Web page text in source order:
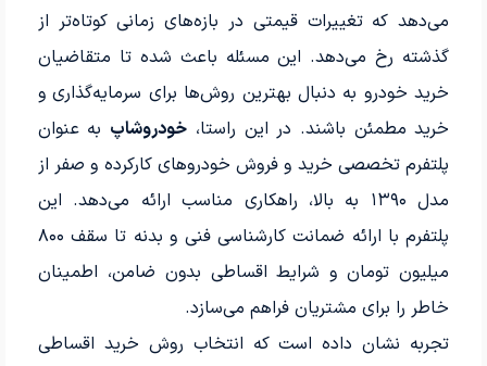
می‌دهد که تغییرات قیمتی در بازه‌های زمانی کوتاه‌تر از
گذشته رخ می‌دهد. این مسئله باعث شده تا متقاضیان
خرید خودرو به دنبال بهترین روش‌ها برای سرمایه‌گذاری و
خرید مطمئن باشند. در این راستا، خودروشاپ به عنوان
پلتفرم تخصصی خرید و فروش خودروهای کارکرده و صفر از
مدل ۱۳۹۰ به بالا، راهکاری مناسب ارائه می‌دهد. این
پلتفرم با ارائه ضمانت کارشناسی فنی و بدنه تا سقف ۸۰۰
میلیون تومان و شرایط اقساطی بدون ضامن، اطمینان
خاطر را برای مشتریان فراهم می‌سازد.
تجربه نشان داده است که انتخاب روش خرید اقساطی